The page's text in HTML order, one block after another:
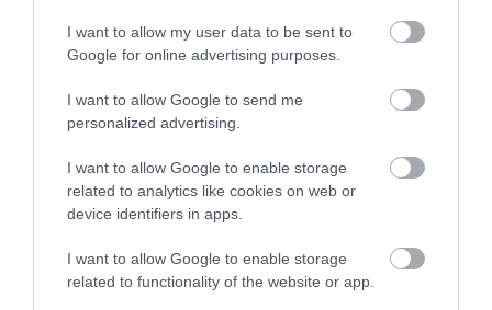
I want to allow my user data to be sent to
Google for online advertising purposes.
I want to allow Google to send me
personalized advertising.
I want to allow Google to enable storage
related to analytics like cookies on web or
device identifiers in apps.
I want to allow Google to enable storage
related to functionality of the website or app.
TÍZ ÉVE NEM VOLT ILYEN ALACSONY
AZ INFLÁCIÓ MAGYARORSZÁGON
MINDHÁROM ÜTEMBEN DOLGOZNAK A
2026. augusztus 07|Eger ügye
HALMENTÉS SZARVASKŐNÉL: ŐSHONOS
ÉS VÉDETT HALAKAT MENTETT...
2026. augusztus 07|Környék ügye